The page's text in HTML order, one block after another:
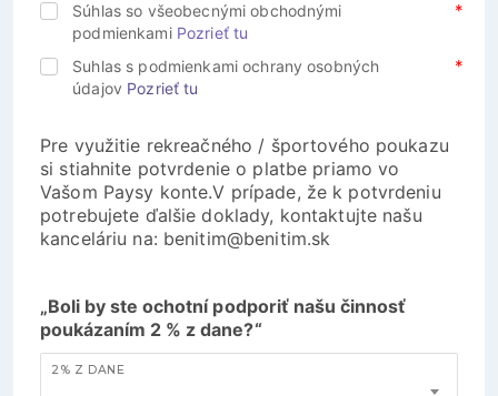
Súhlas so všeobecnými obchodnými
podmienkami Pozrieť tu
Suhlas s podmienkami ochrany osobných
údajov Pozrieť tu
Pre využitie rekreačného / športového poukazu
si stiahnite potvrdenie o platbe priamo vo
Vašom Paysy konte.V prípade, že k potvrdeniu
potrebujete ďalšie doklady, kontaktujte našu
kanceláriu na: benitim@benitim.sk
„Boli by ste ochotní podporiť našu činnosť
poukázaním 2 % z dane?“
2% Z DANE